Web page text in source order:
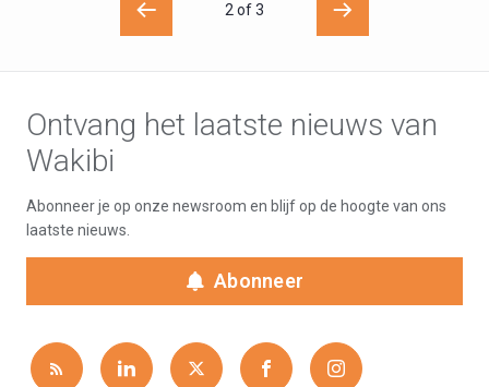
2 of 3
Ontvang het laatste nieuws van
Wakibi
Abonneer je op onze newsroom en blijf op de hoogte van ons
laatste nieuws.
Abonneer